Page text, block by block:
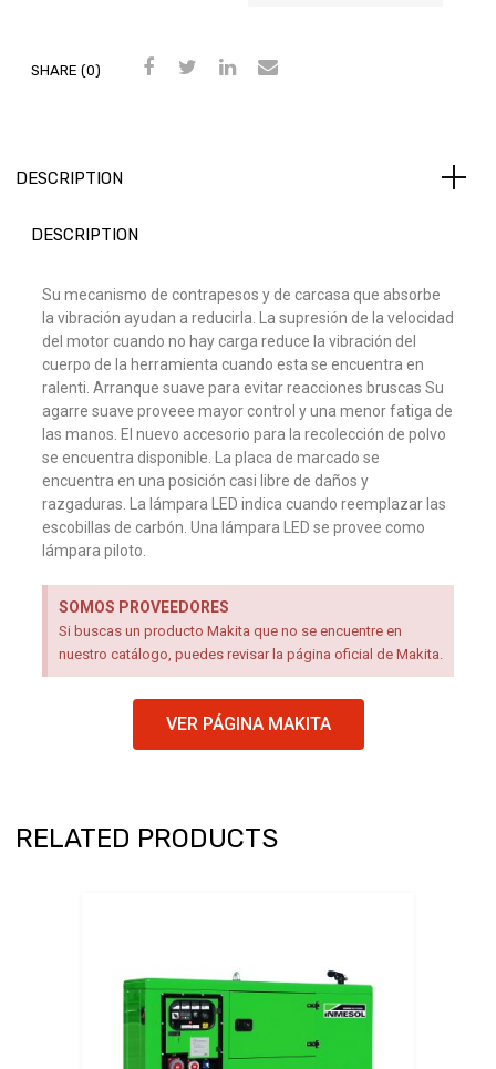
SHARE (0)
DESCRIPTION
DESCRIPTION
Su mecanismo de contrapesos y de carcasa que absorbe
la vibración ayudan a reducirla. La supresión de la velocidad
del motor cuando no hay carga reduce la vibración del
cuerpo de la herramienta cuando esta se encuentra en
ralenti. Arranque suave para evitar reacciones bruscas Su
agarre suave proveee mayor control y una menor fatiga de
las manos. El nuevo accesorio para la recolección de polvo
se encuentra disponible. La placa de marcado se
encuentra en una posición casi libre de daños y
razgaduras. La lámpara LED indica cuando reemplazar las
escobillas de carbón. Una lámpara LED se provee como
lámpara piloto.
SOMOS PROVEEDORES
Si buscas un producto Makita que no se encuentre en
nuestro catálogo, puedes revisar la página oficial de Makita.
VER PÁGINA MAKITA
RELATED PRODUCTS